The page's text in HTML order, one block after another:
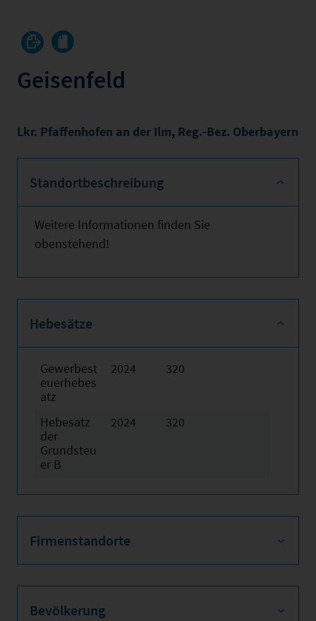
Geisenfeld
Lkr. Pfaffenhofen an der Ilm, Reg.-Bez. Oberbayern
Standortbeschreibung
Weitere Informationen finden Sie
obenstehend!
Hebesätze
Gewerbest
euerhebes
atz
2024 320
Hebesatz
der
Grundsteu
er B
2024 320
Firmenstandorte
Bevölkerung